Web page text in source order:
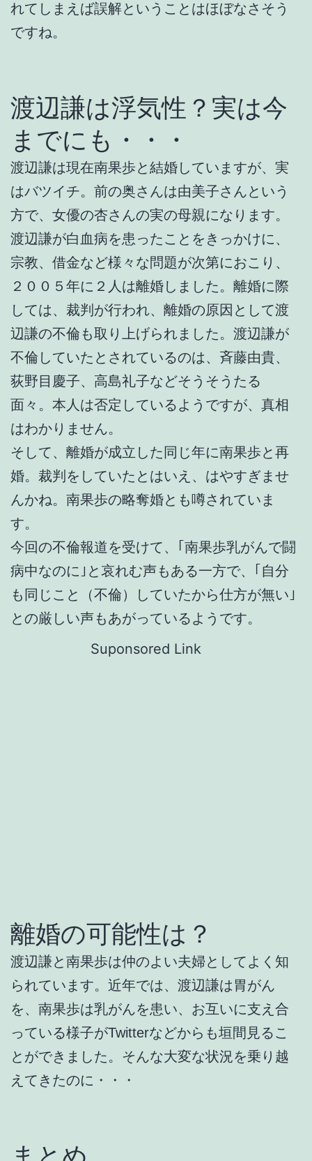
れてしまえば誤解ということはほぼなさそう
ですね。
渡辺謙は浮気性？実は今
までにも・・・
渡辺謙は現在南果歩と結婚していますが、実
はバツイチ。前の奥さんは由美子さんという
方で、女優の杏さんの実の母親になります。
渡辺謙が白血病を患ったことをきっかけに、
宗教、借金など様々な問題が次第におこり、
２００５年に２人は離婚しました。離婚に際
しては、裁判が行われ、離婚の原因として渡
辺謙の不倫も取り上げられました。渡辺謙が
不倫していたとされているのは、斉藤由貴、
荻野目慶子、高島礼子などそうそうたる
面々。本人は否定しているようですが、真相
はわかりません。
そして、離婚が成立した同じ年に南果歩と再
婚。裁判をしていたとはいえ、はやすぎませ
んかね。南果歩の略奪婚とも噂されていま
す。
今回の不倫報道を受けて、｢南果歩乳がんで闘
病中なのに｣と哀れむ声もある一方で、｢自分
も同じこと（不倫）していたから仕方が無い｣
との厳しい声もあがっているようです。
Suponsored Link
離婚の可能性は？
渡辺謙と南果歩は仲のよい夫婦としてよく知
られています。近年では、渡辺謙は胃がん
を、南果歩は乳がんを患い、お互いに支え合
っている様子がTwitterなどからも垣間見るこ
とができました。そんな大変な状況を乗り越
えてきたのに・・・